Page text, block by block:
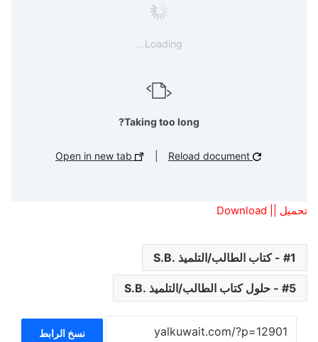
Loading...
Taking too long?
تحميل || Download
1 - كتاب الطالب/التلميذ .S.B
5 - حلول كتاب الطالب/التلميذ .S.B
نسخ الرابط